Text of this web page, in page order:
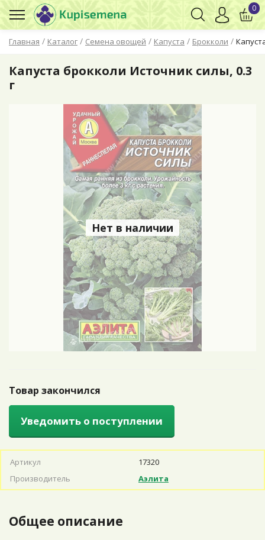
Главная / Каталог / Семена овощей / Капуста / Брокколи /
0
Капуста брокколи Источник силы, 0.3
г
Нет в наличии
Товар закончился
Уведомить о поступлении
Артикул
17320
Производитель
Аэлита
Общее описание